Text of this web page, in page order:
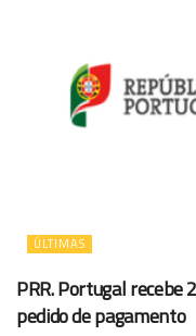
ÚLTIMAS
PRR. Portugal recebe
pedido de pagamento